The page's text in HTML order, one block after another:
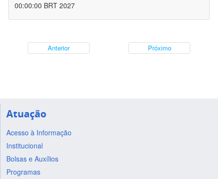
00:00:00 BRT 2027
Anterior Próximo
Atuação
Acesso à Informação
Institucional
Bolsas e Auxílios
Programas